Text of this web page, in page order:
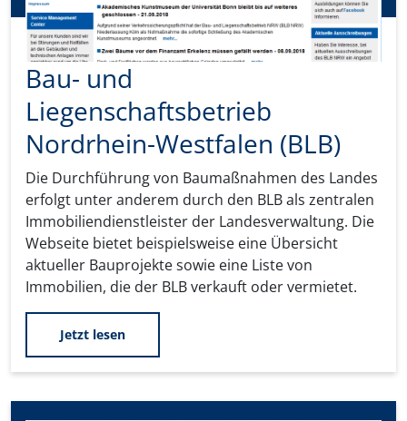
Bau- und
Liegenschaftsbetrieb
Nordrhein-Westfalen (BLB)
Die Durchführung von Baumaßnahmen des Landes
erfolgt unter anderem durch den BLB als zentralen
Immobiliendienstleister der Landesverwaltung. Die
Webseite bietet beispielsweise eine Übersicht
aktueller Bauprojekte sowie eine Liste von
Immobilien, die der BLB verkauft oder vermietet.
Jetzt lesen